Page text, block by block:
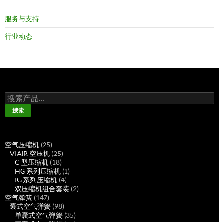
服务与支持
行业动态
搜
索：
搜索
空气压缩机 2525
个
产
品
VIAIR 空压机 2525
个
产
品
C 型压缩机 1818
个
产
品
HG 系列压缩机 11
产
IG 系列压缩机 44
个
双压缩机组合套装 22
空气弹簧 147147
个
产
囊式空气弹簧 9898
个
单囊式空气弹簧 3535